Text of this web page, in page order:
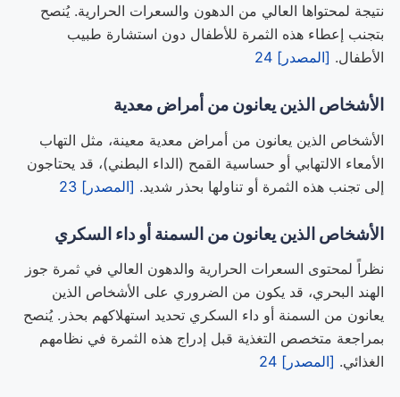
نتيجة لمحتواها العالي من الدهون والسعرات الحرارية. يُنصح
بتجنب إعطاء هذه الثمرة للأطفال دون استشارة طبيب
الأطفال. [المصدر] 24
الأشخاص الذين يعانون من أمراض معدية
الأشخاص الذين يعانون من أمراض معدية معينة، مثل التهاب
الأمعاء الالتهابي أو حساسية القمح (الداء البطني)، قد يحتاجون
إلى تجنب هذه الثمرة أو تناولها بحذر شديد. [المصدر] 23
الأشخاص الذين يعانون من السمنة أو داء السكري
نظراً لمحتوى السعرات الحرارية والدهون العالي في ثمرة جوز
الهند البحري، قد يكون من الضروري على الأشخاص الذين
يعانون من السمنة أو داء السكري تحديد استهلاكهم بحذر. يُنصح
بمراجعة متخصص التغذية قبل إدراج هذه الثمرة في نظامهم
الغذائي. [المصدر] 24